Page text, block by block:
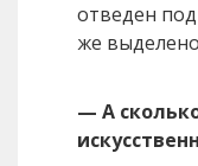
отведен
же
— А